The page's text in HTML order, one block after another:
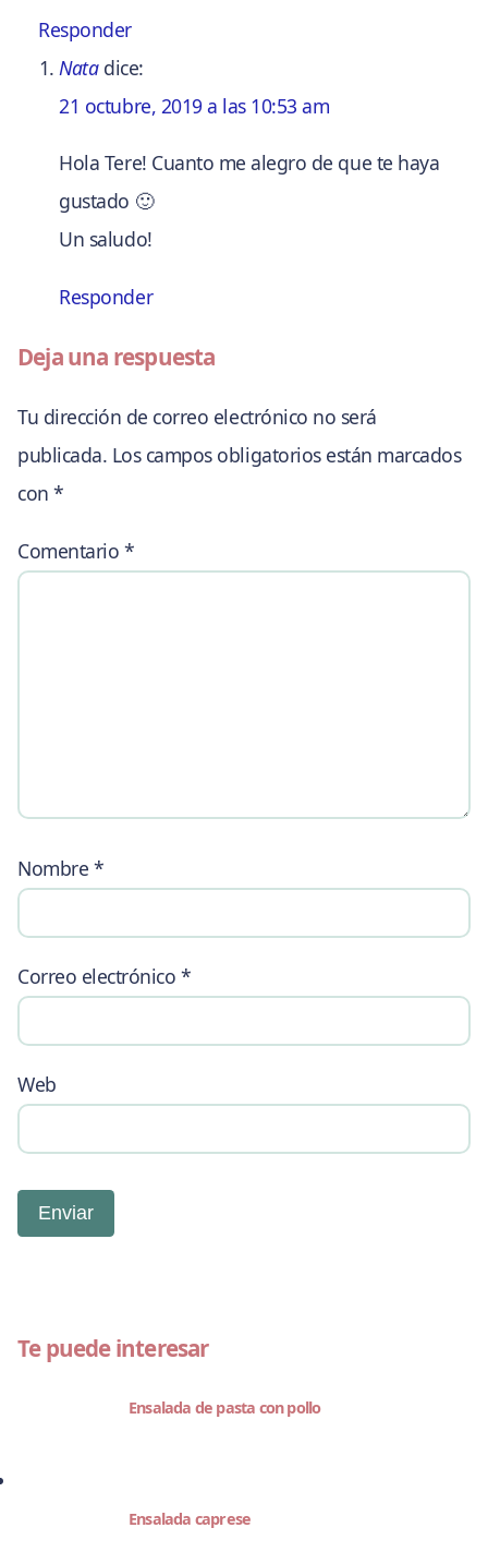
Responder
Nata dice:
21 octubre, 2019 a las 10:53 am
Hola Tere! Cuanto me alegro de que te haya
gustado 🙂
Un saludo!
Responder
Deja una respuesta
Tu dirección de correo electrónico no será
publicada. Los campos obligatorios están marcados
con*
Comentario *
Nombre *
Correo electrónico *
Web
Te puede interesar
Ensalada de pasta con pollo
Ensalada caprese